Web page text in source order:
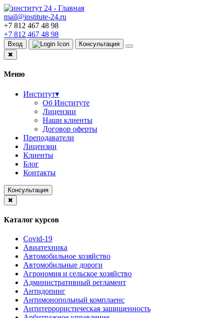
mail@institute-24.ru
+7 812 467 48 98
+7 812 467 48 98
Вход
Консультация
✖
Меню
Институт▾
Об Институте
Лицензии
Наши клиенты
Договор оферты
Преподаватели
Лицензии
Клиенты
Блог
Контакты
Консультация
✖
Каталог курсов
Covid-19
Авиатехника
Автомобильное хозяйство
Автомобильные дороги
Агрономия и сельское хозяйство
Административный регламент
Антидопинг
Антимонопольный комплаенс
Антитеррористическая защищенность